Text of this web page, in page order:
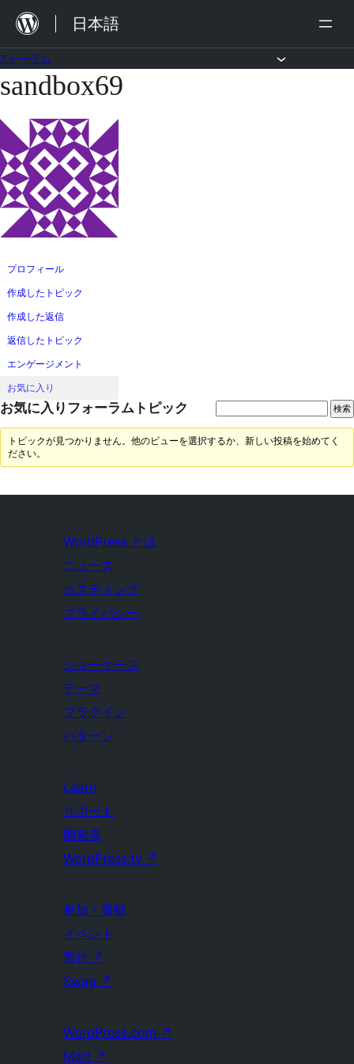
を
ス
ッ
プ
日本語
ォーラム
コ
テ
ン
ツ
へ
ス
ッ
プ
sandbox69
プロフィール
作成したトピック
作成した返信
返信したトピック
エンゲージメント
お気に入り
お気に入りフォーラムトピック
トピックが見つかりません。他のビューを選択するか、新しい投稿を始めてく
ださい。
WordPress とは
ニュース
ホスティング
プライバシー
ショーケース
テーマ
プラグイン
パターン
Learn
サポート
開発者
WordPress.tv ↗
参加・貢献
イベント
寄付 ↗
Swag ↗
WordPress.com ↗
Matt ↗